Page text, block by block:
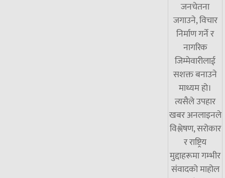
जनचेतना
जगाउने, विचार
निर्माण गर्ने र
नागरिक
जिम्मेवारीलाई
सशक्त बनाउने
माध्यम हो।
त्यसैले उपहार
खबर अनलाइनले
विश्लेषण, सरोकार
र राष्ट्रिय
मुद्दाहरूमा गम्भीर
संवादको माहोल